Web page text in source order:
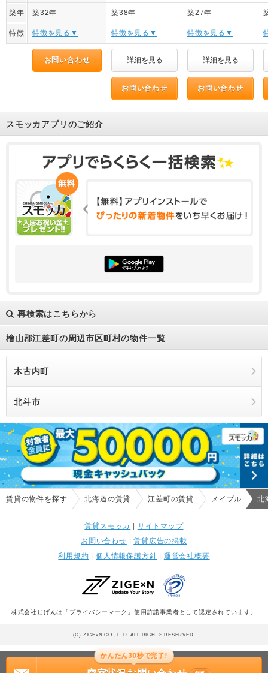
築年 築32年 築38年 築27年
特徴 特徴を見る▼ 特徴を見る▼ 特徴を見る▼
お問い合わせ 詳細を見る 詳細を見る
お問い合わせ お問い合わせ
スモッカアプリのご紹介
再検索はこちらから
檜山郡江差町の周辺市区町村の物件一覧
木古内町
北斗市
かんたん30秒で完了!
賃貸の物件を探す 北海道の賃貸 江差町の賃貸 メイプル 北
賃貸スモッカ | サイトマップ
お問い合わせ |賃貸広告の掲載
利用規約 | 個人情報保護方針 | 運営会社概要
株式会社じげんは「プライバシーマーク」使用許諾事業者として認定されています。
(C) ZIGExN CO., LTD. ALL RIGHTS RESERVED.